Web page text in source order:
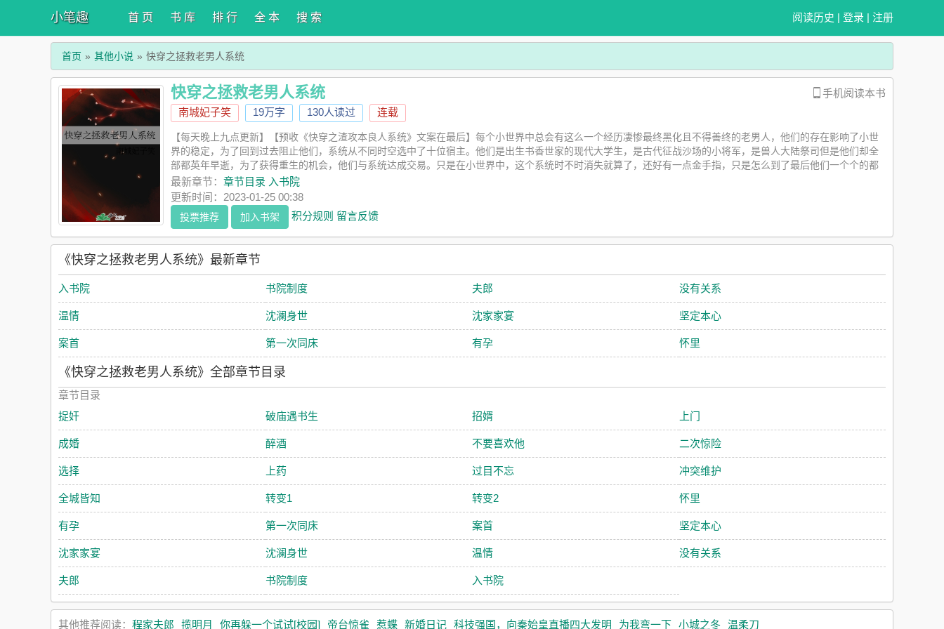
小笔趣 阅读历史 | 登录 | 注册
首 页 书 库 排 行 全 本 搜 索
首页 其他小说 快穿之拯救老男人系统
手机阅读本书
快穿之拯救老男人系统
南城妃子笑 19万字 130人读过 连载
【每天晚上九点更新】【预收《快穿之渣攻本良人系统》文案在最后】每个小世界中总会有这么一个经历凄惨最终黑化且不得善终的老男人，他们的存在影响了小世
界的稳定，为了回到过去阻止他们，系统从不同时空选中了十位宿主。他们是出生书香世家的现代大学生，是古代征战沙场的小将军，是兽人大陆祭司但是他们却全
部都英年早逝，为了获得重生的机会，他们与系统达成交易。只是在小世界中，这个系统时不时消失就算了，还好有一点金手指，只是怎么到了最后他们一个个的都
和老男人在一起了呢。小世界：世界一: 温润上门小乞丐阴郁哑巴老哥儿世界二: 西方高冷小校草恐怖极凶老恶鬼世界三: 人类祭品小傻子阴险狠辣老蛇妖世界四: 一毛
不拔小主播毁容抑郁老影帝世界五: 软萌抓人小猫咪冷心冷情老师尊世界六: 清冷修仙小雄子冷漠杀伐老上将世界七: 俊俏无敌小霸王斯文内敛老知青世界八: 佛系摆烂
小皇帝权势滔天老太监世界九: 体弱多病小少爷成熟多金老家主世界十: 暴力泪包小世子自卑厌世老太妃十一: 各个世界番外指南：1单元剧，共十个小世界，部分世界
生子2主攻年下，偏弱强，双c3攻有金手指，但是是上辈子的，别期待4不用你们说了，我自己先来:天哪，我的攻啊，你咋那么惨啊-啊-啊……（咳咳，好了，你们看
吧） 预收《快穿之渣攻本良人系统》简介:在每个小世界里面总是会有这样一个渣男，他们因为各种原因伤透了自己对象的心，最后在对象死后才追悔莫及。为了重来
南:1单元剧，共十个小世界2主攻年下，弱强3攻前世喜欢的人就只有受
最新章节： 章节目录 入书院
更新时间：2023-01-25 00:38
投票推荐 加入书架 积分规则 留言反馈
《快穿之拯救老男人系统》最新章节
入书院 书院制度 夫郎 没有关系
温情 沈澜身世 沈家家宴 坚定本心
案首 第一次同床 有孕 怀里
《快穿之拯救老男人系统》全部章节目录
章节目录
捉奸
破庙遇书生 招婿 上门
成婚 醉酒 不要喜欢他 二次惊险
选择 上药 过目不忘 冲突维护
全城皆知 转变1 转变2 怀里
有孕 第一次同床 案首 坚定本心
沈家家宴 沈澜身世 温情 没有关系
夫郎 书院制度 入书院
其他推荐阅读： 程家夫郎 揽明月 你再躲一个试试[校园] 帝台惊雀 惹蝶 新婚日记 科技强国，向秦始皇直播四大发明 为我弯一下 小城之冬 温柔刀